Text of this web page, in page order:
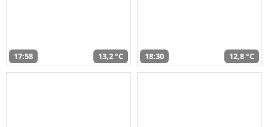
17:58 13,2 °C 18:30 12,8 °C